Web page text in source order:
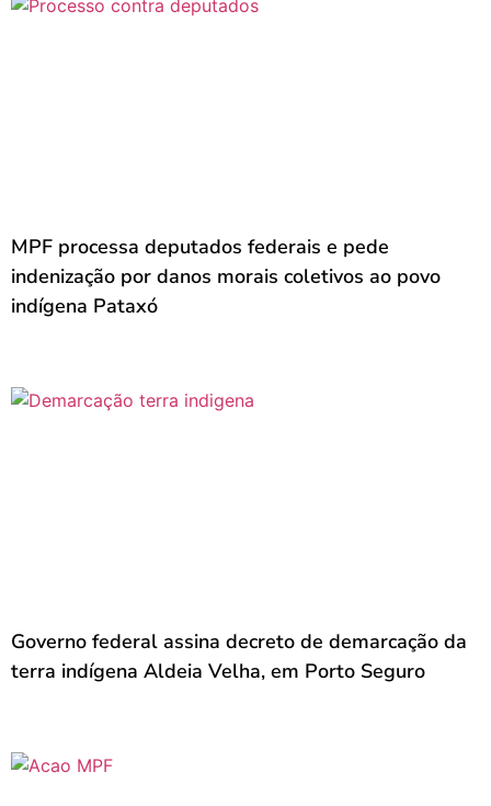
MPF processa deputados federais e pede
indenização por danos morais coletivos ao povo
indígena Pataxó
Governo federal assina decreto de demarcação da
terra indígena Aldeia Velha, em Porto Seguro